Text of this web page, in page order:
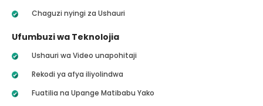
Chaguzi nyingi za Ushauri
Ufumbuzi wa Teknolojia
Ushauri wa Video unapohitaji
Rekodi ya afya iliyolindwa
Fuatilia na Upange Matibabu Yako